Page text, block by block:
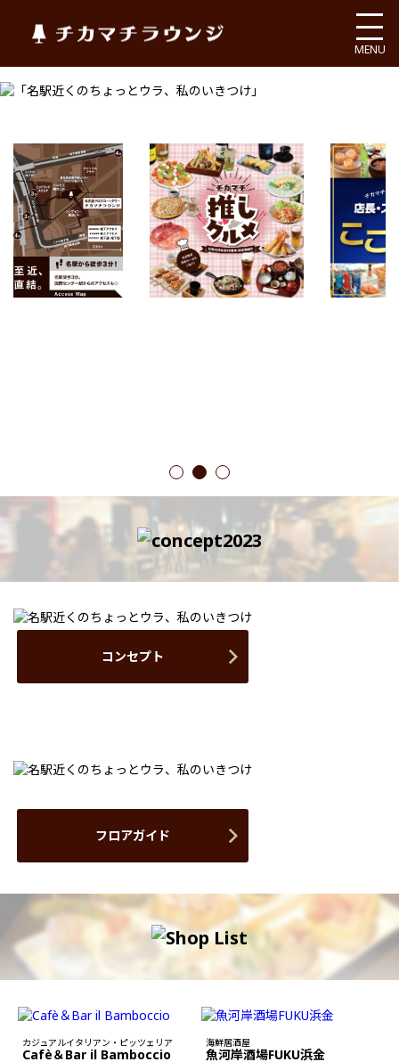
チカマチラウンジ
MENU
1 2 3
コンセプト
フロアガイド
カジュアルイタリアン・ピッツェリア
Cafè＆Bar il Bamboccio
海鮮居酒屋
魚河岸酒場FUKU浜金